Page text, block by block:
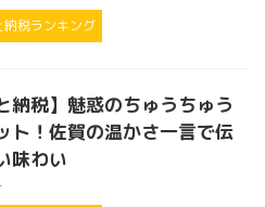
税ランキング
納税】魅惑のちゅうちゅう
ト！佐賀の温かさ一言で伝
味わい